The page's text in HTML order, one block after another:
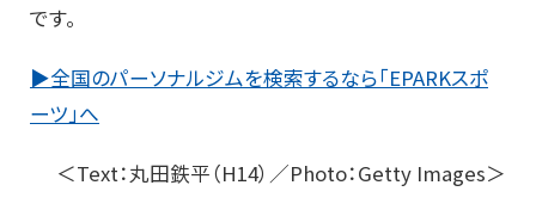
です。
▶全国のパーソナルジムを検索するなら「EPARKスポ
ーツ」へ
＜Text：丸田鉄平（H14）／Photo：Getty Images＞